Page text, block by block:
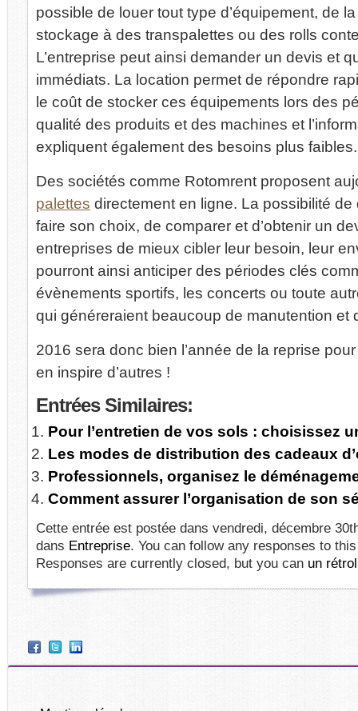
possible de louer tout type d’équipement, de
stockage à des transpalettes ou des rolls
L’entreprise peut ainsi demander un devis et
immédiats. La location permet de répondre
le coût de stocker ces équipements lors des
qualité des produits et des machines et
expliquent également des besoins plus faibles.
Des sociétés comme Rotomrent proposent
palettes directement en ligne. La possibilité
faire son choix, de comparer et d’obtenir un
entreprises de mieux cibler leur besoin, leur
pourront ainsi anticiper des périodes clés
évènements sportifs, les concerts ou toute
qui généreraient beaucoup de manutention et
2016 sera donc bien l’année de la reprise
en inspire d’autres !
EntréesSimilaires:
Pour l’entretien de vos sols : choisissez
Les modes de distribution des cadeaux
Professionnels, organisez le
Comment assurer l’organisation de son
Cette entrée est postée dans vendredi, décembre
dans Entreprise. You can follow any responses to
Responses are currently closed, but you can un